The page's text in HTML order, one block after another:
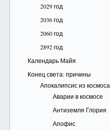
2029 год
2036 год
2060 год
2892 год
Календарь Майя
Конец света: причины
Апокалипсис из космоса
Аварии в космосе
Антиземля Глория
Апофис